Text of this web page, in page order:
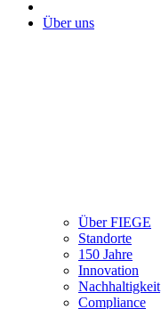
Über uns
Über FIEGE
Standorte
150 Jahre
Innovation
Nachhaltigkeit
Compliance